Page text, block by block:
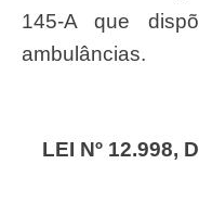
145-A que
ambulâncias.
LEI Nº 12.998,